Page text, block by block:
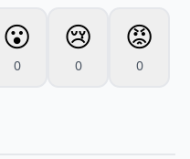
😮
0
😢
0
😡
0